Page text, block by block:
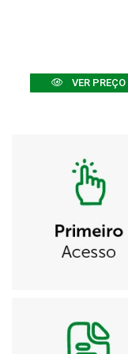
VER PREÇO